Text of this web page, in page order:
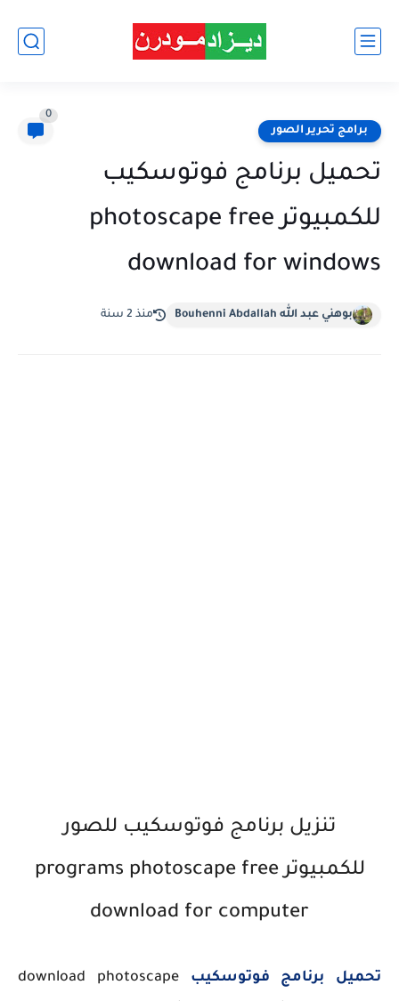
برامج تحرير الصور
0
تحميل برنامج فوتوسكيب
للكمبيوتر photoscape free
download for windows
بوهني عبد الله Bouhenni Abdallah منذ 2 سنة
تنزيل برنامج فوتوسكيب للصور
للكمبيوتر programs photoscape free
download for computer
تحميل برنامج فوتوسكيب
download photoscape